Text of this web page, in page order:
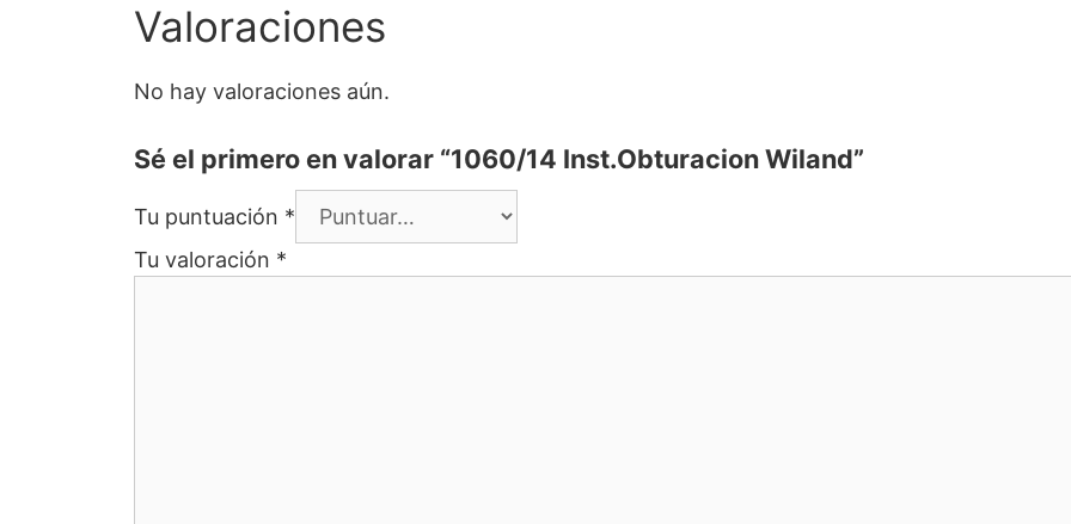
Valoraciones
No hay valoraciones aún.
Sé el primero en valorar “1060/14 Inst.Obturacion Wiland”
Tu puntuación *
Tu valoración *